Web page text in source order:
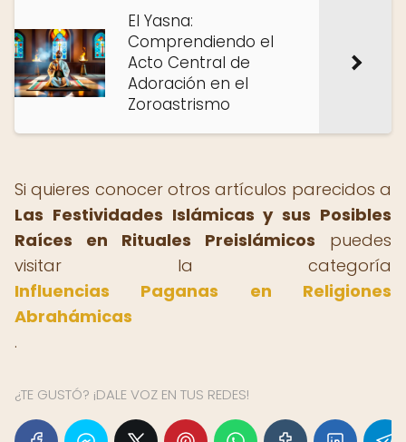
El Yasna:
Comprendiendo el
Acto Central de
Adoración en el
Zoroastrismo
Si quieres conocer otros artículos parecidos a
Las Festividades Islámicas y sus Posibles
Raíces en Rituales Preislámicos puedes
visitar la categoría
Influencias Paganas en Religiones
Abrahámicas
.
¿TE GUSTÓ? ¡DALE VOZ EN TUS REDES!